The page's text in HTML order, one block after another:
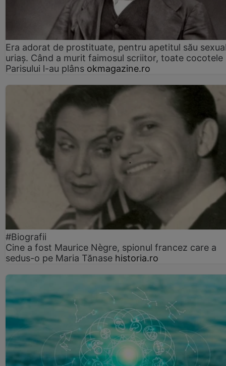
Era adorat de prostituate, pentru apetitul său
uriaș. Când a murit faimosul scriitor, toate cocotele
Parisului l-au plâns okmagazine.ro
#Biografii
Cine a fost Maurice Nègre, spionul francez care a
sedus-o pe Maria Tănase historia.ro